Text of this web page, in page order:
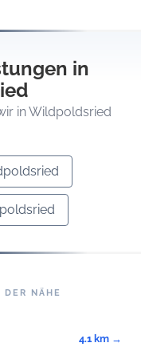
in
in Wildpoldsried
NÄHE
4.1 km →